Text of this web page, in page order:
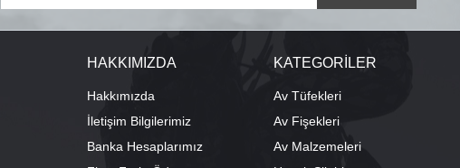
HAKKIMIZDA
Hakkımızda
İletişim Bilgilerimiz
Banka Hesaplarımız
KATEGORİLER
Av Tüfekleri
Av Fişekleri
Av Malzemeleri